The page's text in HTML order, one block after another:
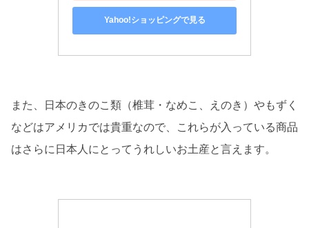
Yahoo!ショッピングで見る
また、日本のきのこ類（椎茸・なめこ、えのき）やもずく
などはアメリカでは貴重なので、これらが入っている商品
はさらに日本人にとってうれしいお土産と言えます。